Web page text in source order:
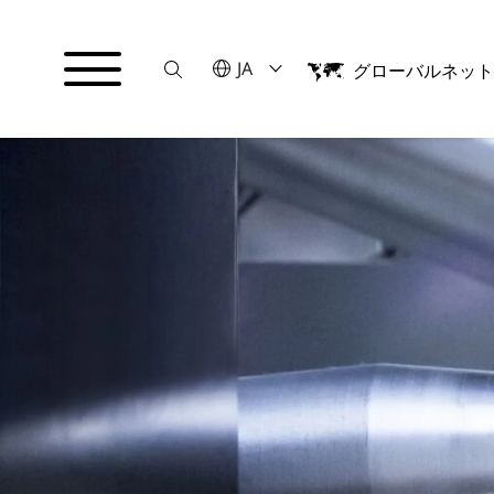
Suche言語を選択してください
JA
English
グローバルネッ